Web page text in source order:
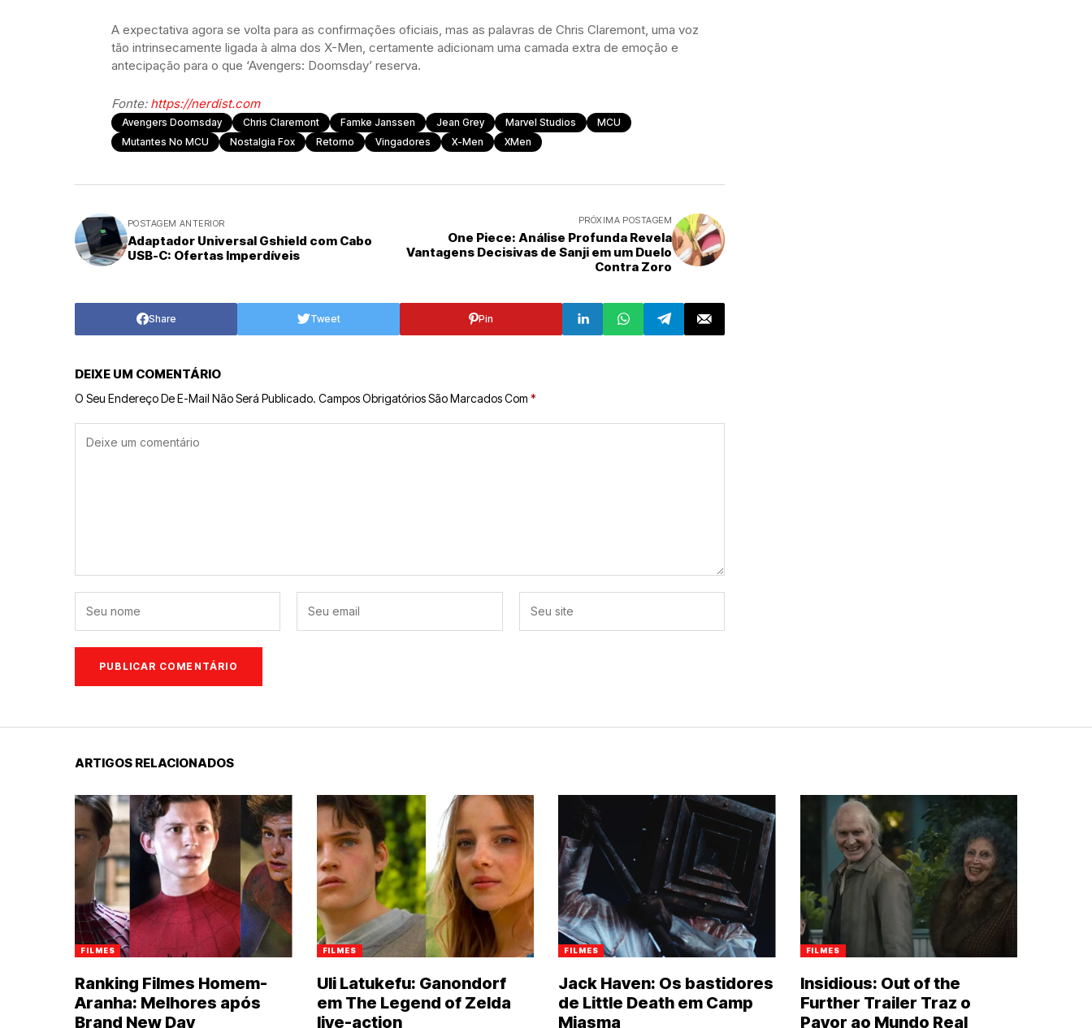
A expectativa agora se volta para as confirmações oficiais, mas as palavras de Chris Claremont, uma voz
tão intrinsecamente ligada à alma dos X-Men, certamente adicionam uma camada extra de emoção e
antecipação para o que ‘Avengers: Doomsday’ reserva.
Fonte: https://nerdist.com
Avengers Doomsday Chris Claremont Famke Janssen Jean Grey Marvel Studios
MCU
Mutantes No MCU
Nostalgia Fox Retorno Vingadores X-Men XMen
POSTAGEM ANTERIOR
Adaptador Universal Gshield com Cabo
USB-C: Ofertas Imperdíveis
PRÓXIMA POSTAGEM
One Piece: Análise Profunda Revela
Vantagens Decisivas de Sanji em um Duelo
Contra Zoro
Share Tweet Pin
DEIXE UM COMENTÁRIO
O Seu Endereço De E-Mail Não Será Publicado. Campos Obrigatórios São Marcados Com *
ARTIGOS RELACIONADOS
FILMES
Ranking Filmes Homem-
Aranha: Melhores após
Brand New Day
FILMES
Uli Latukefu: Ganondorf
em The Legend of Zelda
live-action
FILMES
Jack Haven: Os bastidores
de Little Death em Camp
Miasma
FILMES
Insidious: Out of the
Further Trailer Traz o
Pavor ao Mundo Real